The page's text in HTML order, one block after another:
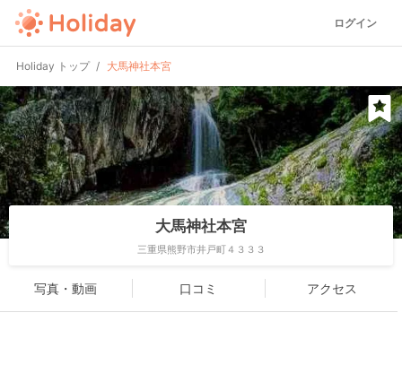
ログイン
Holiday トップ 大馬神社本宮
大馬神社本宮
三重県熊野市井戸町４３３３
写真・動画 口コミ アクセス